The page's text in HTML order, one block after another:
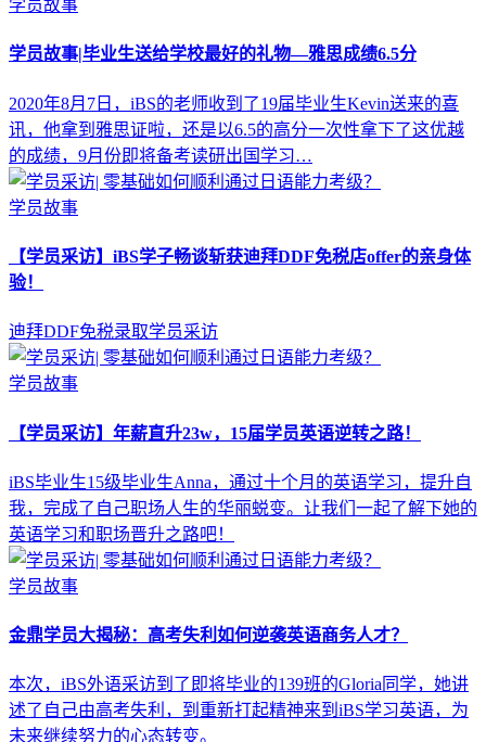
学员故事
学员故事|毕业生送给学校最好的礼物—雅思成绩6.5分
2020年8月7日，iBS的老师收到了19届毕业生Kevin送来的喜
讯，他拿到雅思证啦，还是以6.5的高分一次性拿下了这优越
的成绩，9月份即将备考读研出国学习…
学员故事
【学员采访】iBS学子畅谈斩获迪拜DDF免税店offer的亲身体
验！
迪拜DDF免税录取学员采访
学员故事
【学员采访】年薪直升23w，15届学员英语逆转之路！
iBS毕业生15级毕业生Anna，通过十个月的英语学习，提升自
我，完成了自己职场人生的华丽蜕变。让我们一起了解下她的
英语学习和职场晋升之路吧！
学员故事
金鼎学员大揭秘：高考失利如何逆袭英语商务人才？
本次，iBS外语采访到了即将毕业的139班的Gloria同学，她讲
述了自己由高考失利，到重新打起精神来到iBS学习英语，为
未来继续努力的心态转变。